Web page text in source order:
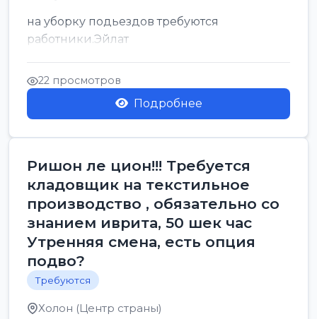
на уборку подьездов требуются
работники.Эйлат
22 просмотров
Подробнее
Ришон ле цион!!! Требуется
кладовщик на текстильное
производство , обязательно со
знанием иврита, 50 шек час
Утренняя смена, есть опция
подво?
Требуются
Холон (Центр страны)